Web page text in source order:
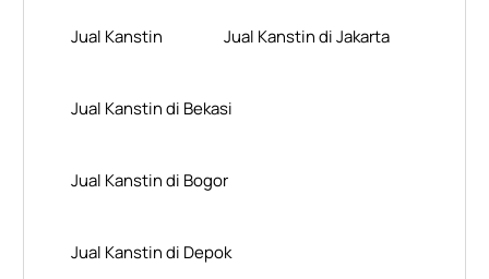
Jual Kanstin Jual Kanstin di Jakarta
Jual Kanstin di Bekasi
Jual Kanstin di Bogor
Jual Kanstin di Depok